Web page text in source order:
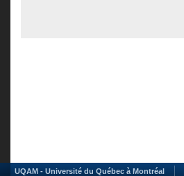
UQAM - Université du Québec à Montréal